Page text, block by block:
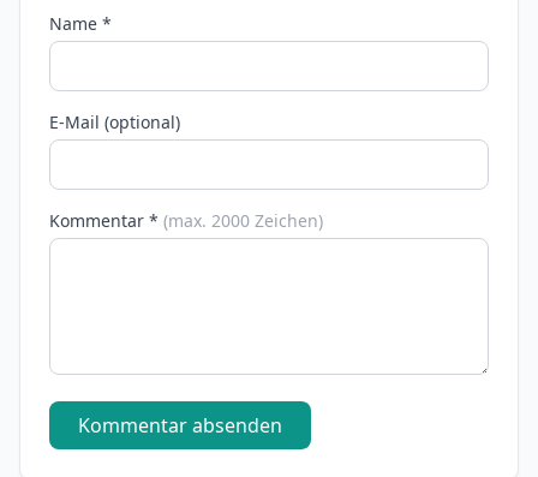
Name *
E-Mail (optional)
Kommentar * (max. 2000 Zeichen)
Kommentar absenden